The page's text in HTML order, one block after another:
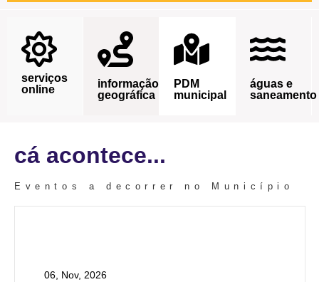
serviços
online
informação
geográfica
PDM
municipal
águas e
saneamento
cá acontece...
Eventos a decorrer no Município
06, Nov, 2026